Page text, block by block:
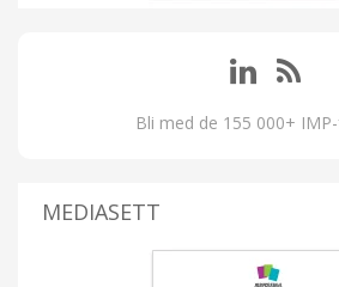
Bli med de 155 000+
MEDIASETT